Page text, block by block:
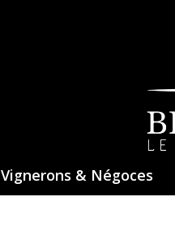
Vignerons & Négoces